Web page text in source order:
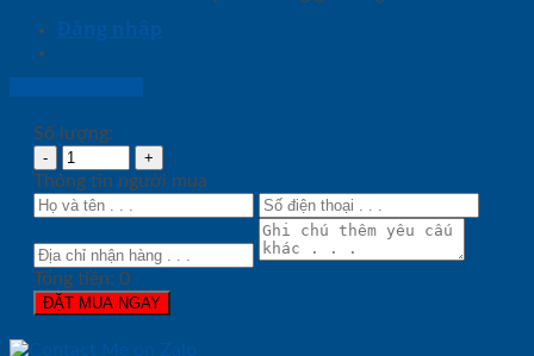
Đăng nhập
Số lượng:
Thông tin người mua
Tổng tiền: 0
ĐẶT MUA NGAY